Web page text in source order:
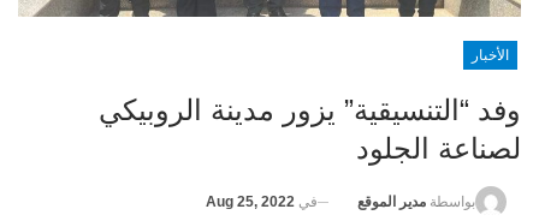
الأخبار
وفد “التنسيقية” يزور مدينة الروبيكي
لصناعة الجلود
بواسطة مدير الموقع في Aug 25, 2022